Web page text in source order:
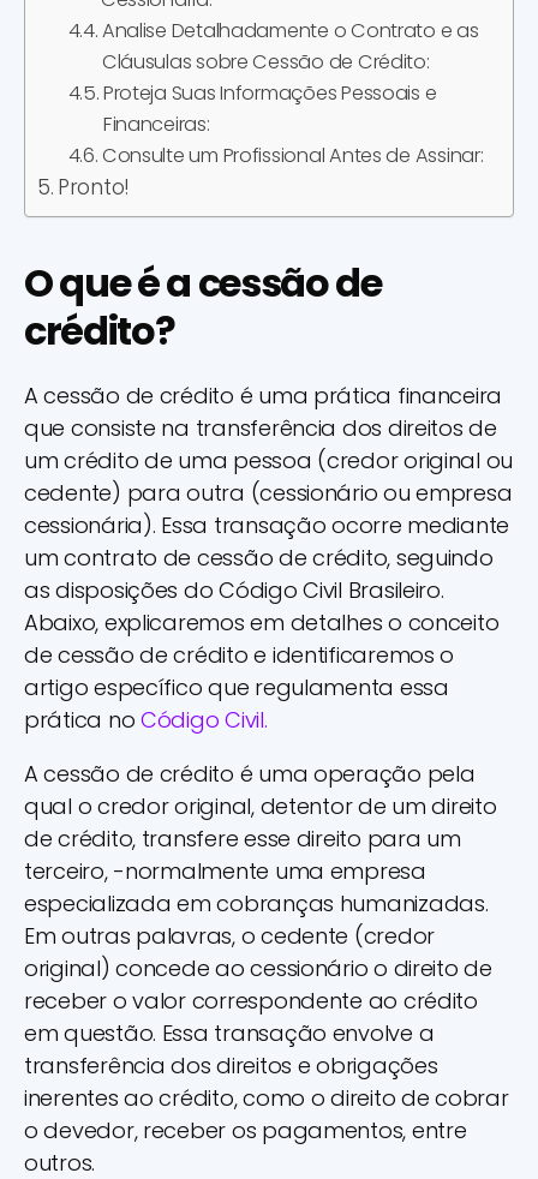
Analise Detalhadamente o Contrato e as
Cláusulas sobre Cessão de Crédito:
Proteja Suas Informações Pessoais e
Financeiras:
Consulte um Profissional Antes de Assinar:
Pronto!
O que é a cessão de
crédito?
A cessão de crédito é uma prática financeira
que consiste na transferência dos direitos de
um crédito de uma pessoa (credor original ou
cedente) para outra (cessionário ou empresa
cessionária). Essa transação ocorre mediante
um contrato de cessão de crédito, seguindo
as disposições do Código Civil Brasileiro.
Abaixo, explicaremos em detalhes o conceito
de cessão de crédito e identificaremos o
artigo específico que regulamenta essa
prática noCódigo Civil.
A cessão de crédito é uma operação pela
qual o credor original, detentor de um direito
de crédito, transfere esse direito para um
terceiro, -normalmente uma empresa
especializada em cobranças humanizadas.
Em outras palavras, o cedente (credor
original) concede ao cessionário o direito de
receber o valor correspondente ao crédito
em questão. Essa transação envolve a
transferência dos direitos e obrigações
inerentes ao crédito, como o direito de cobrar
o devedor, receber os pagamentos, entre
outros.